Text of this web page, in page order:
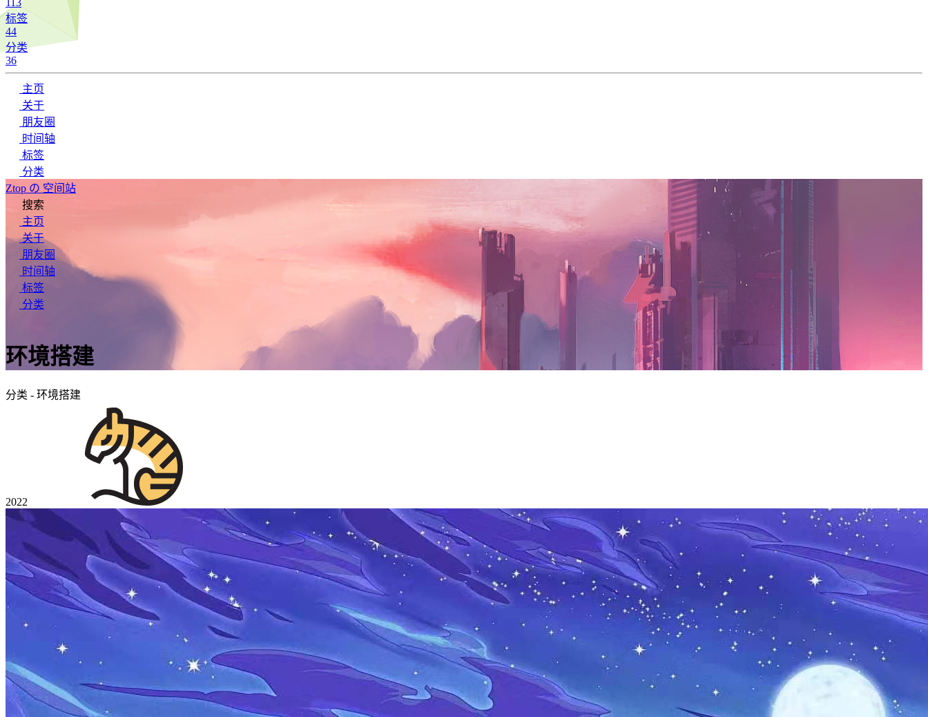
113
标签
44
分类
36
主页
关于
朋友圈
时间轴
标签
分类
Ztop の 空间站
搜索
主页
关于
朋友圈
时间轴
标签
分类
环境搭建
分类 - 环境搭建
2022